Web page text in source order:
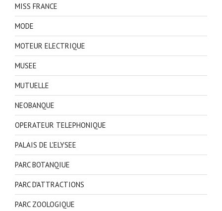
MISS FRANCE
MODE
MOTEUR ELECTRIQUE
MUSEE
MUTUELLE
NEOBANQUE
OPERATEUR TELEPHONIQUE
PALAIS DE L'ELYSEE
PARC BOTANQIUE
PARC D'ATTRACTIONS
PARC ZOOLOGIQUE